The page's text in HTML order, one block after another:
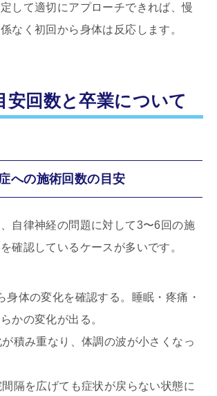
して適切にアプローチできれば、慢
なく初回から身体は反応します。
安回数と卒業について
への施術回数の目安
自律神経の問題に対して3〜6回の施
確認しているケースが多いです。
身体の変化を確認する。睡眠・疼痛・
かの変化が出る。
積み重なり、体調の波が小さくなっ
隔を広げても症状が戻らない状態に